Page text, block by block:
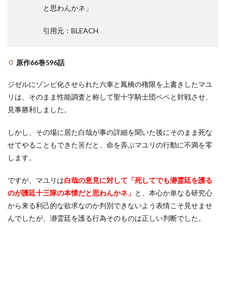
と思わんかネ」
引用元：BLEACH
原作66巻596話
ジゼルにゾンビ化させられた六車と鳳橋の権限を上書きしたマユ
リは、そのまま性能調査と称して聖十字騎士団ペペと対戦させ、
見事勝利しました。
しかし、その場に居た白哉が事の詳細を聞いた後にそのまま死な
せてやることもできた筈だと、命を弄ぶマユリの行動に不満を零
します。
ですが、マユリは白哉の意見に対して「死してでも瀞霊廷を護る
のが護廷十三隊の本懐だと思わんかネ」 と、本心か単なる研究心
から来る利己的な欲求なのか判別できないよう表情こそ見せませ
んでしたが、瀞霊廷を護る行為そのものは正しい判断でした。